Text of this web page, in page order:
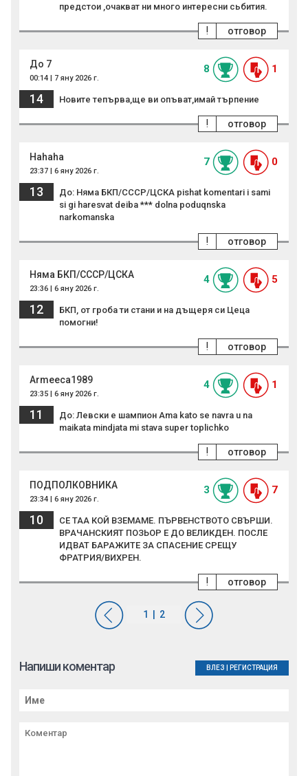
предстои ,очакват ни много интересни сьбития.
отговор
!
До 7
00:14 | 7 яну 2026 г.
8 1
14 Новите тепърва,ще ви опъват,имай търпение
отговор
!
Hahaha
23:37 | 6 яну 2026 г.
7 0
13
До: Няма БКП/СССР/ЦСКА pishat komentari i sami
si gi haresvat deiba *** dolna poduqnska
narkomanska
отговор
!
Няма БКП/СССР/ЦСКА
23:36 | 6 яну 2026 г.
4 5
12
БКП, от гроба ти стани и на дъщеря си Цеца
помогни!
отговор
!
Armeeca1989
23:35 | 6 яну 2026 г.
4 1
11
До: Левски е шампион Ama kato se navra u na
maikata mindjata mi stava super toplichko
отговор
!
ПОДПОЛКОВНИКА
23:34 | 6 яну 2026 г.
3 7
10
СЕ ТАА КОЙ ВЗЕМАМЕ. ПЪРВЕНСТВОТО СВЪРШИ.
ВРАЧАНСКИЯТ ПОЗЬОР Е ДО ВЕЛИКДЕН. ПОСЛЕ
ИДВАТ БАРАЖИТЕ ЗА СПАСЕНИЕ СРЕЩУ
ФРАТРИЯ/ВИХРЕН.
отговор
!
Напиши коментар ВЛЕЗ РЕГИСТРАЦИЯ